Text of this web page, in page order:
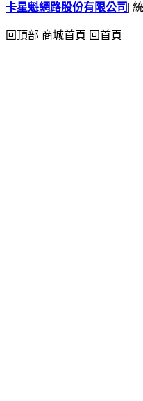
卡星魁網路股份有限公司 |
回頂部 商城首頁 回首頁